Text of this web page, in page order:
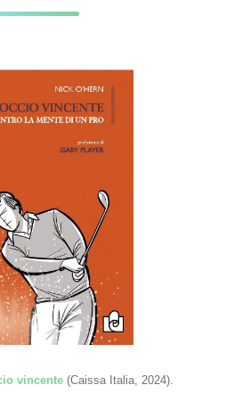
vincente(Caissa Italia, 2024).